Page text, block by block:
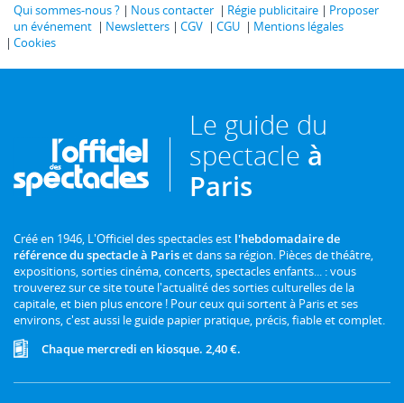
Qui sommes-nous ? Nous contacter Régie publicitaire
Proposer
un événement
Newsletters CGV CGU
Mentions légales
Cookies
Le guide du
spectacle à
Paris
Créé en 1946, L'Officiel des spectacles est l'hebdomadaire de
référence du spectacle à Pariset dans sa région. Pièces de théâtre,
expositions, sorties cinéma, concerts, spectacles enfants... : vous
trouverez sur ce site toute l'actualité des sorties culturelles de la
capitale, et bien plus encore ! Pour ceux qui sortent à Paris et ses
environs, c'est aussi le guide papier pratique, précis, fiable et complet.
Chaque mercredi en kiosque. 2,40 €.